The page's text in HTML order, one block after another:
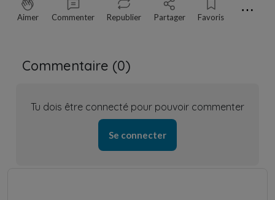
Aimer Commenter Republier Partager Favoris ⋯
Commentaire (0)
Tu dois être connecté pour pouvoir commenter
Se connecter